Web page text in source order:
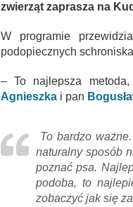
zwierząt zaprasza na
W programie
podopiecznych
– To najlepsza
Agnieszka i pan
To bardzo
naturalny sposób
poznać psa.
podoba, to
zobaczyć jak się